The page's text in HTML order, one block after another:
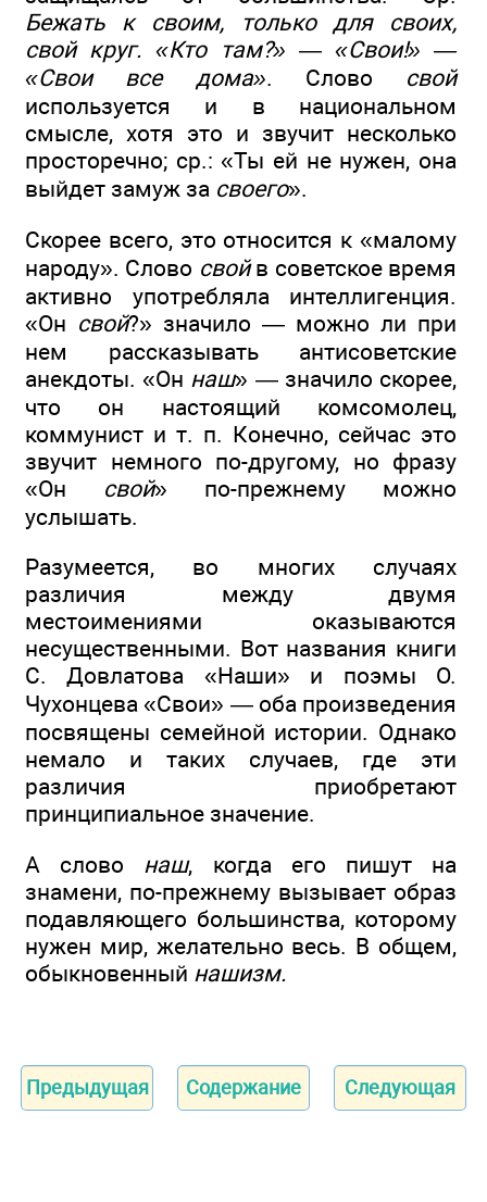
Бежать к своим, только для своих,
свой круг. «Кто там?» — «Свои!» —
«Свои все дома». Слово свой
используется и в национальном
смысле, хотя это и звучит несколько
просторечно; ср.: «Ты ей не нужен, она
выйдет замуж за своего».
Скорее всего, это относится к «малому
народу». Слово свойв советское время
активно употребляла интеллигенция.
«Он свой?» значило — можно ли при
нем рассказывать антисоветские
анекдоты. «Он наш» — значило скорее,
что он настоящий комсомолец,
коммунист и т. п. Конечно, сейчас это
звучит немного по-другому, но фразу
«Он свой» по-прежнему можно
услышать.
Разумеется, во многих случаях
различия между двумя
местоимениями оказываются
несущественными. Вот названия книги
С. Довлатова «Наши» и поэмы О.
Чухонцева «Свои» — оба произведения
посвящены семейной истории. Однако
немало и таких случаев, где эти
различия приобретают
принципиальное значение.
А слово наш, когда его пишут на
знамени, по-прежнему вызывает образ
подавляющего большинства, которому
нужен мир, желательно весь. В общем,
обыкновенный нашизм.
Предыдущая Содержание Следующая